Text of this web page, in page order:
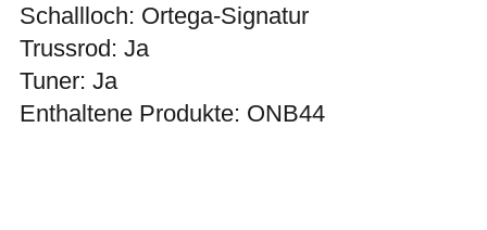
Schallloch: Ortega-Signatur
Trussrod: Ja
Tuner: Ja
Enthaltene Produkte: ONB44